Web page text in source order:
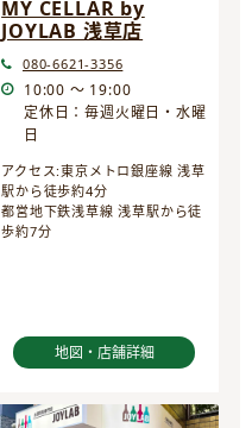
MY CELLAR by
JOYLAB 浅草店
080-6621-3356
10:00 ～ 19:00
定休日：毎週火曜日・水曜
日
アクセス:東京メトロ銀座線 浅草
駅から徒歩約4分
都営地下鉄浅草線 浅草駅から徒
歩約7分
地図・店舗詳細